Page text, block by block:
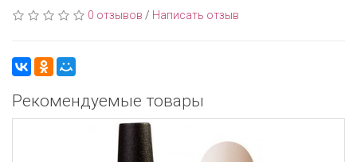
0 отзывов / Написать отзыв
Рекомендуемые товары